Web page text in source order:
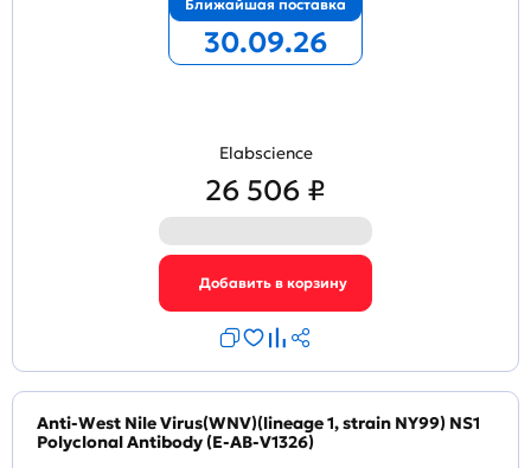
Ближайшая поставка
30.09.26
Elabscience
26 506 ₽
Anti-West Nile Virus(WNV)(lineage 1, strain NY99) NS1
Polyclonal Antibody (E-AB-V1326)